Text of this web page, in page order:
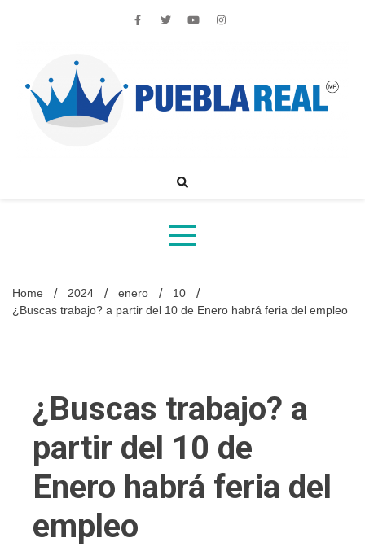
Noticias de actualidad de Puebla, México y el mundo
Home 2024 enero
10
¿Buscas trabajo? a partir del 10 de Enero habrá feria del empleo
¿Buscas trabajo? a
partir del 10 de
Enero habrá feria del
empleo